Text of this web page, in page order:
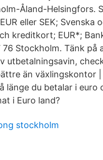
Åland-Helsingfors.
eller SEK;
kreditkort; EUR*;
Stockholm. Tänk
utbetalningsavin,
än växlingskontor |
länge du betalar i
i Euro land?
stockholm